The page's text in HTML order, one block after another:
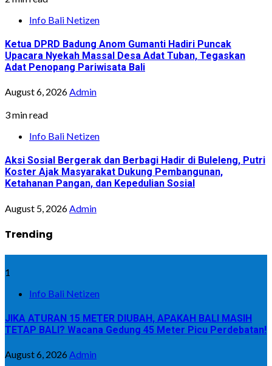
Info Bali Netizen
Ketua DPRD Badung Anom Gumanti Hadiri Puncak
Upacara Nyekah Massal Desa Adat Tuban, Tegaskan
Adat Penopang Pariwisata Bali
August 6, 2026Admin
3 min read
Info Bali Netizen
Aksi Sosial Bergerak dan Berbagi Hadir di Buleleng, Putri
Koster Ajak Masyarakat Dukung Pembangunan,
Ketahanan Pangan, dan Kepedulian Sosial
August 5, 2026 Admin
Trending
1
Info Bali Netizen
JIKA ATURAN 15 METER DIUBAH, APAKAH BALI MASIH
TETAP BALI? Wacana Gedung 45 Meter Picu Perdebatan!
August 6, 2026 Admin